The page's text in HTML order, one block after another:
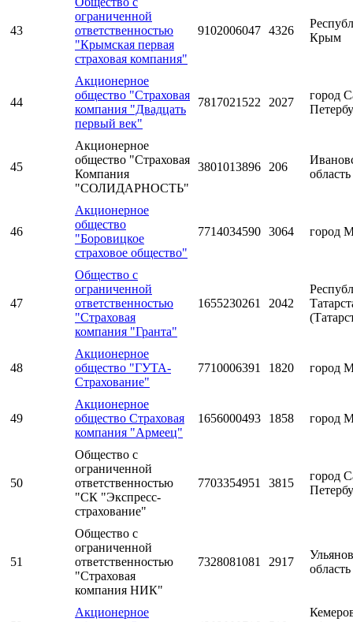
43
ограниченной
ответственностью
"Крымская первая
страховая компания"
9102006047 4326
Крым
44
Акционерное
общество "Страховая
компания "Двадцать
первый век"
7817021522 2027
город
45
Акционерное
общество "Страховая
Компания
"СОЛИДАРНОСТЬ"
3801013896 206
область
46
Акционерное
общество
"Боровицкое
страховое общество"
7714034590 3064 город
47
Общество с
ограниченной
ответственностью
"Страховая
компания "Гранта"
1655230261 2042
48
Акционерное
общество "ГУТА-
Страхование"
7710006391 1820 город
49
Акционерное
общество Страховая
компания "Армеец"
1656000493 1858 город
50
Общество с
ограниченной
ответственностью
"СК "Экспресс-
страхование"
7703354951 3815
город
51
Общество с
ограниченной
ответственностью
"Страховая
компания НИК"
7328081081 2917
область
Акционерное